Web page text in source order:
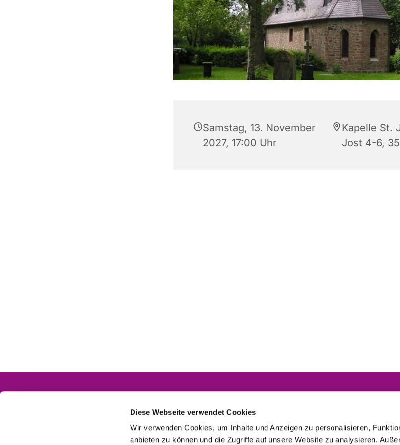
Diese Webseite verwendet Cookies
Wir verwenden Cookies, um Inhalte und Anzeigen zu personalisieren,
anbieten zu können und die Zugriffe auf unsere Website zu analysieren.
Samstag, 13. November
2027, 17:00 Uhr
Kapelle St.
Jost 4-6,
35037 Marburg
Tel.: 06421 3040380